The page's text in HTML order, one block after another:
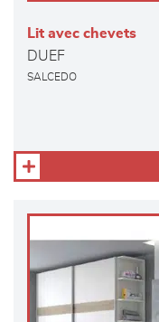
Lit avec chevets
DUEF
SALCEDO